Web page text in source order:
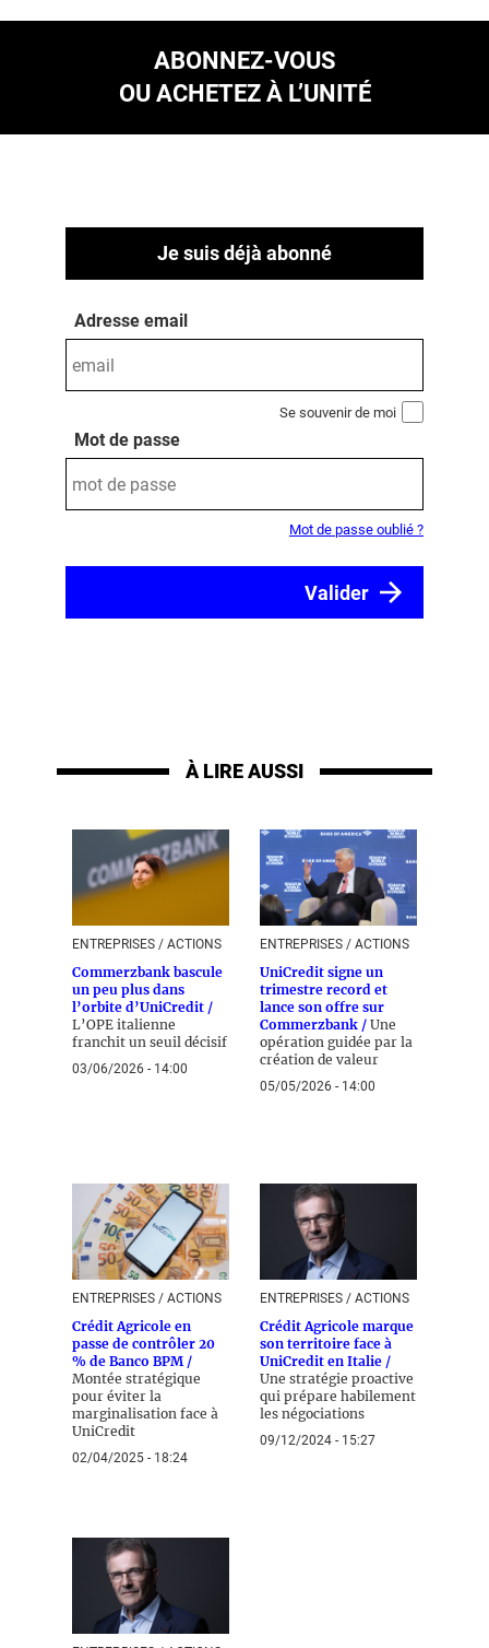
ABONNEZ-VOUS
OU ACHETEZ À L’UNITÉ
Je suis déjà abonné
Adresse email
Se souvenir de moi
Mot de passe
Mot de passe oublié ?
À LIRE AUSSI
ENTREPRISES / ACTIONS
Commerzbank bascule
un peu plus dans
l’orbite d’UniCredit /
L’OPE italienne
franchit un seuil décisif
03/06/2026 - 14:00
ENTREPRISES / ACTIONS
UniCredit signe un
trimestre record et
lance son offre sur
Commerzbank / Une
opération guidée par la
création de valeur
05/05/2026 - 14:00
ENTREPRISES / ACTIONS
Crédit Agricole en
passe de contrôler 20
% de Banco BPM /
Montée stratégique
pour éviter la
marginalisation face à
UniCredit
02/04/2025 - 18:24
ENTREPRISES / ACTIONS
Crédit Agricole marque
son territoire face à
UniCredit en Italie /
Une stratégie proactive
qui prépare habilement
les négociations
09/12/2024 - 15:27